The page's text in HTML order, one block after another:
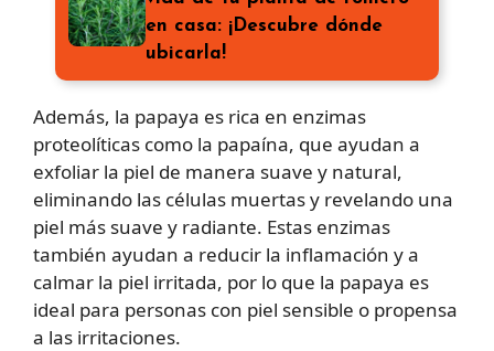
en casa: ¡Descubre dónde
ubicarla!
Además, la papaya es rica en enzimas
proteolíticas como la papaína, que ayudan a
exfoliar la piel de manera suave y natural,
eliminando las células muertas y revelando una
piel más suave y radiante. Estas enzimas
también ayudan a reducir la inflamación y a
calmar la piel irritada, por lo que la papaya es
ideal para personas con piel sensible o propensa
a las irritaciones.